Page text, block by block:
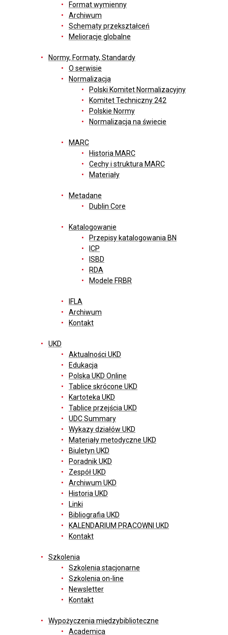
Format wymienny
Archiwum
Schematy przekształceń
Melioracje globalne
Normy, Formaty, Standardy
O serwisie
Normalizacja
Polski Komitet Normalizacyjny
Komitet Techniczny 242
Polskie Normy
Normalizacja na świecie
MARC
Historia MARC
Cechy i struktura MARC
Materiały
Metadane
Dublin Core
Katalogowanie
Przepisy katalogowania BN
ICP
ISBD
RDA
Modele FRBR
IFLA
Archiwum
Kontakt
UKD
Aktualności UKD
Edukacja
Polska UKD Online
Tablice skrócone UKD
Kartoteka UKD
Tablice przejścia UKD
UDC Summary
Wykazy działów UKD
Materiały metodyczne UKD
Biuletyn UKD
Poradnik UKD
Zespół UKD
Archiwum UKD
Historia UKD
Linki
Bibliografia UKD
KALENDARIUM PRACOWNI UKD
Kontakt
Szkolenia
Szkolenia stacjonarne
Szkolenia on-line
Newsletter
Kontakt
Wypożyczenia międzybiblioteczne
Academica